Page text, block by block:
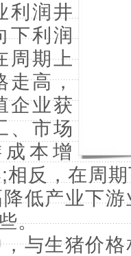
利润井
下利润
周期上
走高，
企业获
、市场
本增
相反，在周
低产业下
。
与生猪价